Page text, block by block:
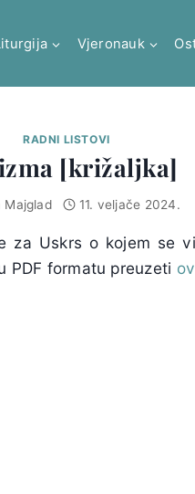
Vjeronauk
RADNI LISTOVI
[križaljka]
Majglad 11. veljače 2024.
za Uskrs o kojem se
PDF formatu preuzeti